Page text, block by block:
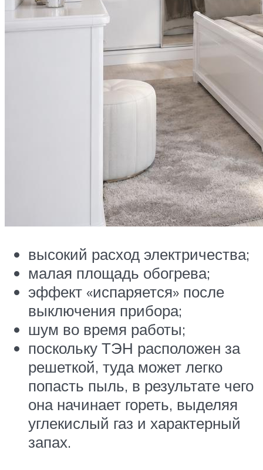
высокий расход электричества;
малая площадь обогрева;
эффект «испаряется» после
выключения прибора;
шум во время работы;
поскольку ТЭН расположен за
решеткой, туда может легко
попасть пыль, в результате чего
она начинает гореть, выделяя
углекислый газ и характерный
запах.